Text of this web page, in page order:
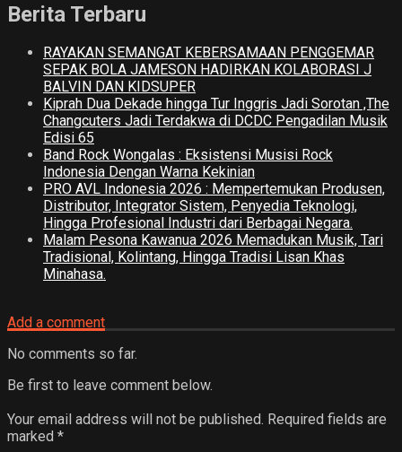
Berita Terbaru
RAYAKAN SEMANGAT KEBERSAMAAN PENGGEMAR
SEPAK BOLA JAMESON HADIRKAN KOLABORASI J
BALVIN DAN KIDSUPER
Kiprah Dua Dekade hingga Tur Inggris Jadi Sorotan ,The
Changcuters Jadi Terdakwa di DCDC Pengadilan Musik
Edisi 65
Band Rock Wongalas : Eksistensi Musisi Rock
Indonesia Dengan Warna Kekinian
PRO AVL Indonesia 2026 : Mempertemukan Produsen,
Distributor, Integrator Sistem, Penyedia Teknologi,
Hingga Profesional Industri dari Berbagai Negara.
Malam Pesona Kawanua 2026 Memadukan Musik, Tari
Tradisional, Kolintang, Hingga Tradisi Lisan Khas
Minahasa.
Add a comment
No comments so far.
Be first to leave comment below.
Your email address will not be published. Required fields are
marked *